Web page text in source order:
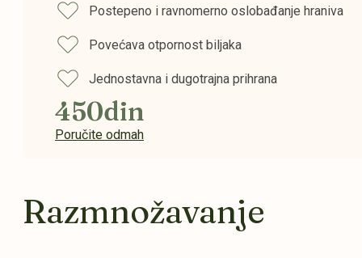
Postepeno i ravnomerno oslobađanje hraniva
Povećava otpornost biljaka
Jednostavna i dugotrajna prihrana
450din
Poručite odmah
Razmnožavanje